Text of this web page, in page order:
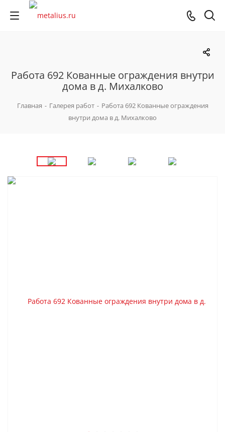
Работа 692 Кованные ограждения внутри
дома в д. Михалково
Главная - Галерея работ - Работа 692 Кованные ограждения
внутри дома в д. Михалково